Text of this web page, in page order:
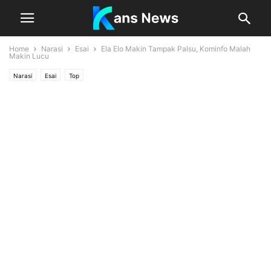
Home Narasi Esai
Ela Elo Makin Tampak Palsu, Kominfo Malah
Makin Lucu
Narasi Esai Top